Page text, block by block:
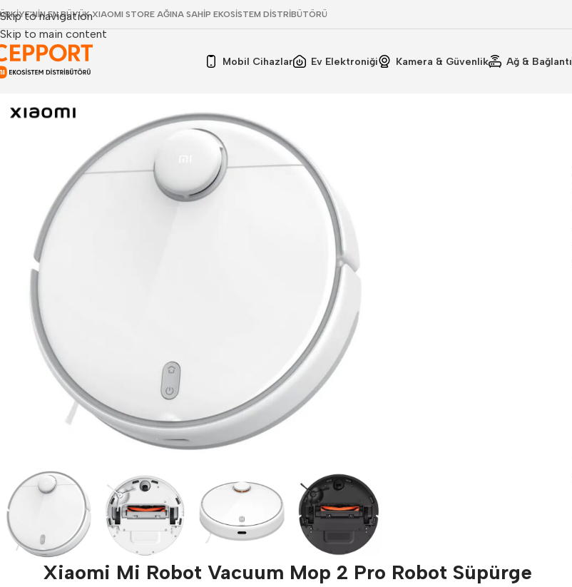
Skip to navigation
Skip to main content
EN BÜYÜK XIAOMI STORE AĞINA SAHİP EKOSİSTEM DİSTRİBÜTÖRÜ
Mobil Cihazlar Ev Elektroniği Kamera & Güvenlik Ağ & Bağlantı
Xiaomi Mi Robot Vacuum Mop 2 Pro Robot Süpürge
Xiaomi Mi Robot Vacuum Mop 2 Pro Robot Süpürge